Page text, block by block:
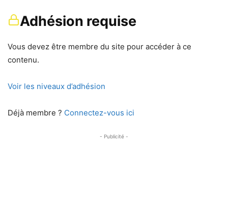
Adhésion requise
Vous devez être membre du site pour accéder à ce
contenu.
Voir les niveaux d’adhésion
Déjà membre ? Connectez-vous ici
- Publicité -